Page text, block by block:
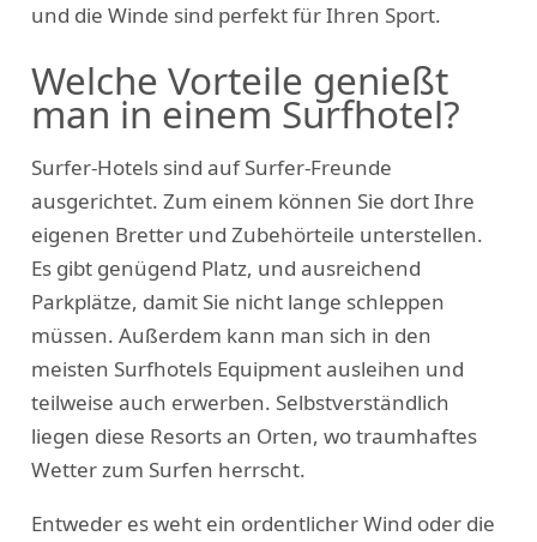
und die Winde sind perfekt für Ihren Sport.
Welche Vorteile genießt
man in einem Surfhotel?
Surfer-Hotels sind auf Surfer-Freunde
ausgerichtet. Zum einem können Sie dort Ihre
eigenen Bretter und Zubehörteile unterstellen.
Es gibt genügend Platz, und ausreichend
Parkplätze, damit Sie nicht lange schleppen
müssen. Außerdem kann man sich in den
meisten Surfhotels Equipment ausleihen und
teilweise auch erwerben. Selbstverständlich
liegen diese Resorts an Orten, wo traumhaftes
Wetter zum Surfen herrscht.
Entweder es weht ein ordentlicher Wind oder die